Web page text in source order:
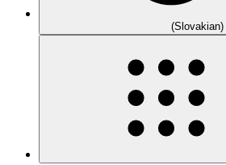
(Slovakian)